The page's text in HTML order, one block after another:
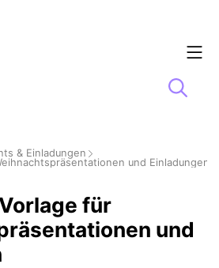
& Einladungen
und Einladungen
für
und